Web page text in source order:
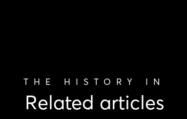
THE HISTORY IN
Related articles